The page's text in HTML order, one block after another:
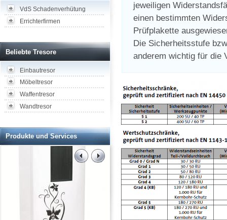
jeweiligen
einen bestimmten
Prüfplakette
Die Sicherheitsstufe
anderem wichtig für die
VdS Schadenverhütung
Errichterfirmen
Beliebte Tresore
Einbautresor
Möbeltresor
Waffentresor
Wandtresor
Produkte und Services